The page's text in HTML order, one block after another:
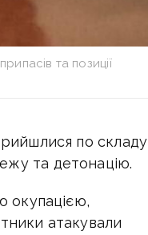
та позиції
по складу
та детонацію.
окупацією,
атакували